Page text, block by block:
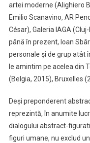
artei moderne (Alighiero
Emilio Scanavino, AR
César), Galeria IAGA
până în prezent, Ioan
personale şi de grup atât
le amintim pe acelea din
(Belgia, 2015), Bruxelles
Deşi preponderent
reprezintă, în anumite
dialogului abstract-
figuri umane, nu exclud